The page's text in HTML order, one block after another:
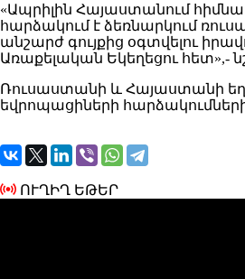
«Ապրիլին Հայաստանում
հարձակում է ձեռնարկում
անշարժ գույքից օգտվելու
Առաքելական Եկեղեցու հետ»,-
Ռուսաստանի և Հայաստանի
եվրոպացիների
ՈՒՂԻՂ ԵԹԵՐ